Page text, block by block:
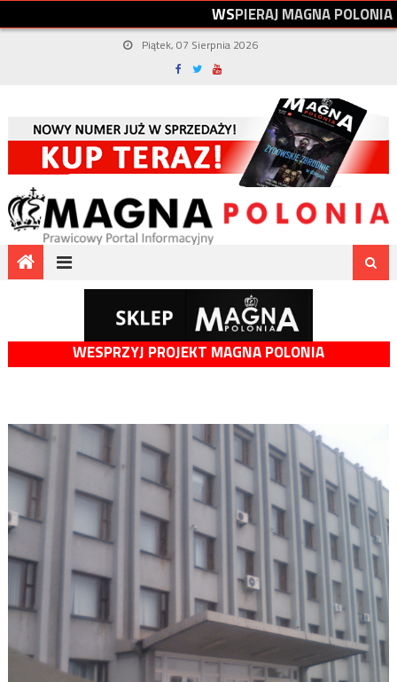
WSPIERAJMAGNAPOLONIA
Piątek, 07 Sierpnia 2026
WESPRZYJ PROJEKT MAGNA POLONIA